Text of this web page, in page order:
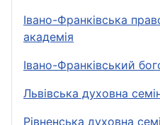
Івано-Франківська
академія
Івано-Франківський
Львівська духовна
Рівненська духовна